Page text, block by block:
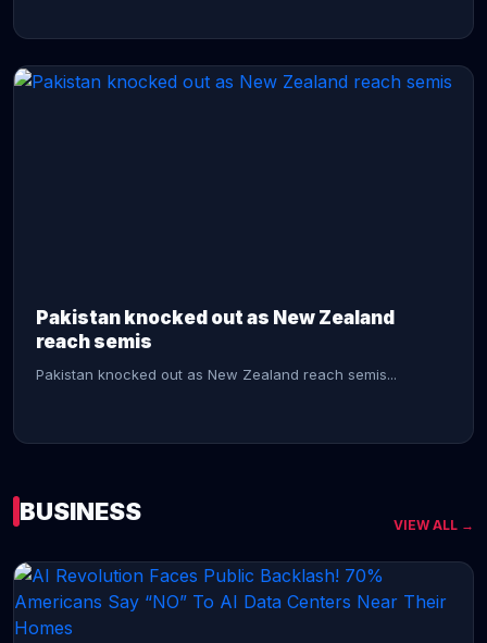
Pakistan knocked out as New Zealand
reach semis
Pakistan knocked out as New Zealand reach semis...
CONTINUE READING →
BUSINESS VIEW ALL →